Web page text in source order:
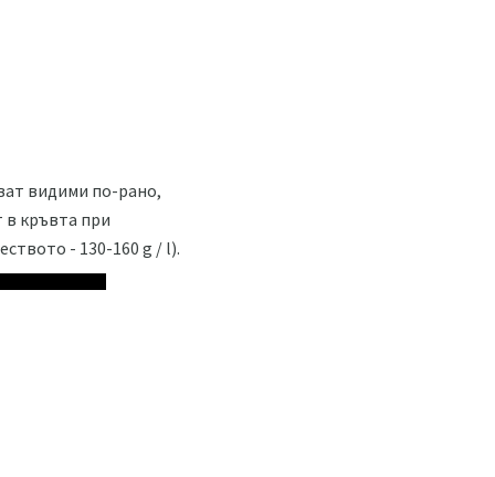
видими по-рано,
в кръвта при
- 130-160 g / l).